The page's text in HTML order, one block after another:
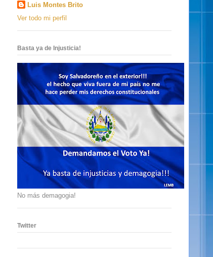
Luis Montes Brito
Ver todo mi perfil
Basta ya de Injusticia!
No más demagogia!
Twitter